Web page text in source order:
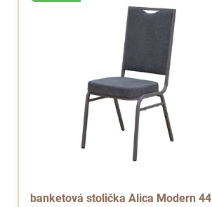
banketová stolička Alica Modern 44